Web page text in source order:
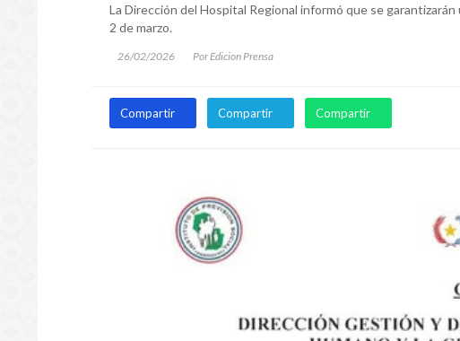
La Dirección del Hospital Regional informó que se
2 de marzo.
26/02/2026 Por Edicion Prensa
Compartir Compartir Compartir